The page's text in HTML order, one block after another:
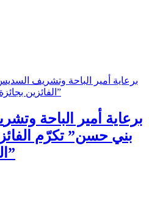
برعاية أمير الباحة
بني حسن” تكرّم
العمل التطوعي 4”